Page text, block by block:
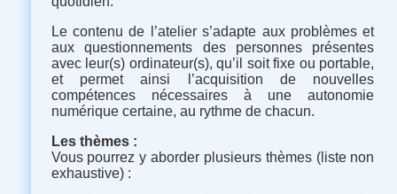
Le contenu de l’atelier s’adapte aux problèmes et
aux questionnements des personnes présentes
avec leur(s) ordinateur(s), qu’il soit fixe ou portable,
et permet ainsi l’acquisition de nouvelles
compétences nécessaires à une autonomie
numérique certaine, au rythme de chacun.
Les thèmes :
Vous pourrez y aborder plusieurs thèmes (liste non
exhaustive) :